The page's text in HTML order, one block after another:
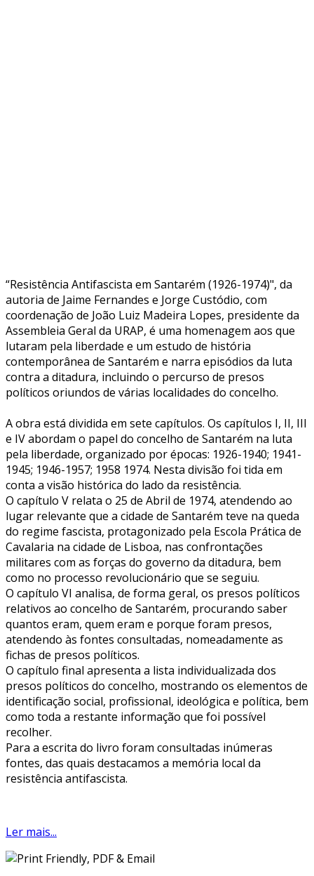
“Resistência Antifascista em Santarém (1926-1974)", da
autoria de Jaime Fernandes e Jorge Custódio, com
coordenação de João Luiz Madeira Lopes, presidente da
Assembleia Geral da URAP, é uma homenagem aos que
lutaram pela liberdade e um estudo de história
contemporânea de Santarém e narra episódios da luta
contra a ditadura, incluindo o percurso de presos
políticos oriundos de várias localidades do concelho.
A obra está dividida em sete capítulos. Os capítulos I, II, III
e IV abordam o papel do concelho de Santarém na luta
pela liberdade, organizado por épocas: 1926-1940; 1941-
1945; 1946-1957; 1958 1974. Nesta divisão foi tida em
conta a visão histórica do lado da resistência.
O capítulo V relata o 25 de Abril de 1974, atendendo ao
lugar relevante que a cidade de Santarém teve na queda
do regime fascista, protagonizado pela Escola Prática de
Cavalaria na cidade de Lisboa, nas confrontações
militares com as forças do governo da ditadura, bem
como no processo revolucionário que se seguiu.
O capítulo VI analisa, de forma geral, os presos políticos
relativos ao concelho de Santarém, procurando saber
quantos eram, quem eram e porque foram presos,
atendendo às fontes consultadas, nomeadamente as
fichas de presos políticos.
O capítulo final apresenta a lista individualizada dos
presos políticos do concelho, mostrando os elementos de
identificação social, profissional, ideológica e política, bem
como toda a restante informação que foi possível
recolher.
Para a escrita do livro foram consultadas inúmeras
fontes, das quais destacamos a memória local da
resistência antifascista.
Ler mais...